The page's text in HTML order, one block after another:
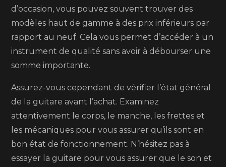
d’occasion, vous pouvez souvent trouver des
modèles haut de gamme à des prix inférieurs par
rapport au neuf. Cela vous permet d’accéder à un
instrument de qualité sans avoir à débourser une
somme importante.
Assurez-vous cependant de vérifier l’état général
de la guitare avant l’achat. Examinez
attentivement le corps, le manche, les frettes et
les mécaniques pour vous assurer qu’ils sont en
bon état de fonctionnement. N’hésitez pas à
essayer la guitare pour vous assurer que le son et